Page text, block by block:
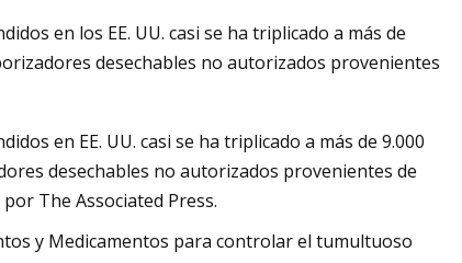
en los EE. UU. casi se ha triplicado a más de
desechables no autorizados provenientes
en EE. UU. casi se ha triplicado a más de 9.000
desechables no autorizados provenientes de
The Associated Press.
y Medicamentos para controlar el tumultuoso